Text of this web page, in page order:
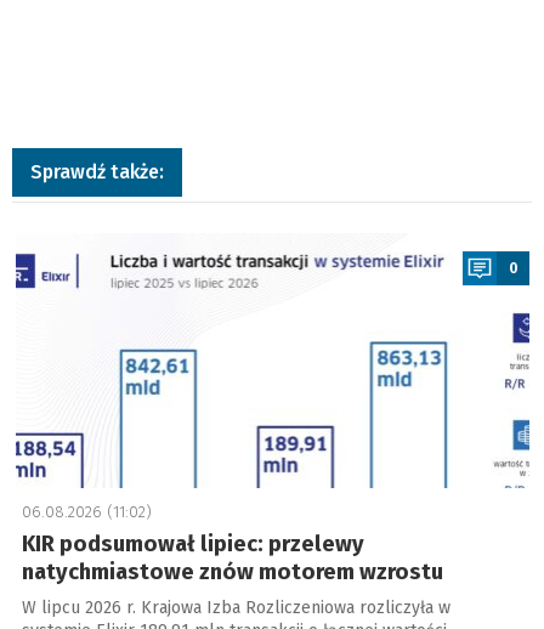
Sprawdź także:
0
06.08.2026 (11:02)
KIR podsumował lipiec: przelewy
natychmiastowe znów motorem wzrostu
W lipcu 2026 r. Krajowa Izba Rozliczeniowa rozliczyła w